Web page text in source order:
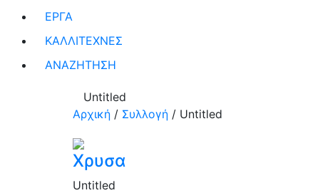
ΕΡΓΑ
ΚΑΛΛΙΤΕΧΝΕΣ
ΑΝΑΖΗΤΗΣΗ
Untitled
Αρχική / Συλλογή / Untitled
Χρυσα
Untitled